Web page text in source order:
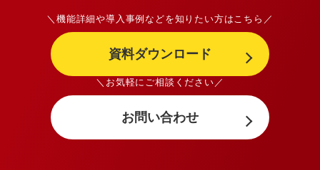
＼機能詳細や導入事例などを知りたい方はこちら／
資料ダウンロード
＼お気軽にご相談ください／
お問い合わせ